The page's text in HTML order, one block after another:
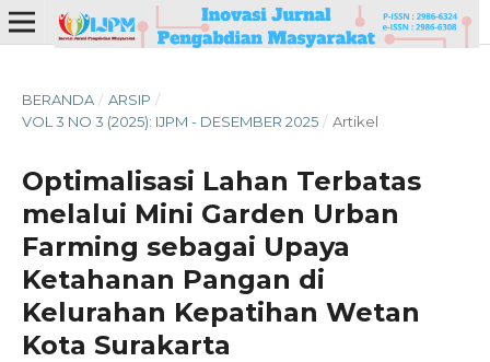
BERANDA / ARSIP /
VOL 3 NO 3 (2025): IJPM - DESEMBER 2025 / Artikel
Optimalisasi Lahan Terbatas
melalui Mini Garden Urban
Farming sebagai Upaya
Ketahanan Pangan di
Kelurahan Kepatihan Wetan
Kota Surakarta